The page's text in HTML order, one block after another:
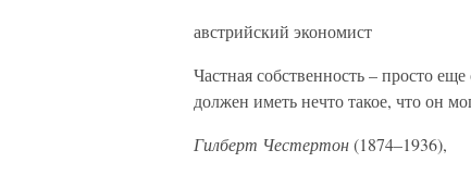
австрийский экономист
Частная собственность – просто
должен иметь нечто такое, что он
Гилберт Честертон(1874–1936),